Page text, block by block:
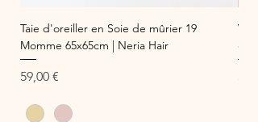
Taie d'oreiller en Soie de mûrier 19
Momme 65x65cm | Neria Hair
Prix
59,00 €